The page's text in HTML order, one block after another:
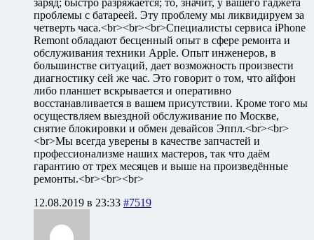
проблемы с батареей. Эту проблему мы ликвидируем за
четверть часа.<br><br><br>Специалисты сервиса iPhone
Remont обладают бесценный опыт в сфере ремонта и
обслуживания техники Apple. Опыт инженеров, в
большинстве ситуаций, дает возможность произвести
диагностику сей же час. Это говорит о том, что айфон
либо планшет вскрывается и оперативно
восстанавливается в вашем присутствии. Кроме того мы
осуществляем выездной обслуживание по Москве,
снятие блокировки и обмен девайсов Эппл.<br><br>
<br>Мы всегда уверены в качестве запчастей и
профессионализме наших мастеров, так что даём
гарантию от трех месяцев и выше на произведённые
ремонты.<br><br><br>
12.08.2019 в 23:33 #7519